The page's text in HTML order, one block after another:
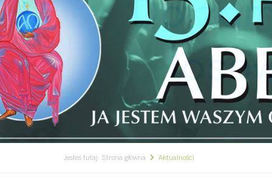
Jesteś tutaj: Strona główna Aktualności